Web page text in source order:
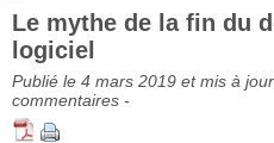
Le mythe de la fin du
logiciel
Publié le 4 mars 2019 et mis à
commentaires -